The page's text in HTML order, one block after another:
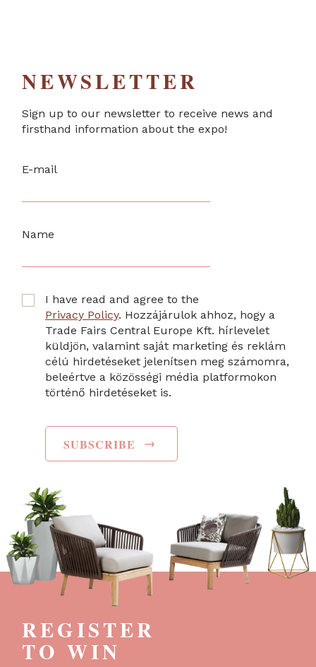
NEWSLETTER
Sign up to our newsletter to receive news and
firsthand information about the expo!
E-mail
Name
I have read and agree to the
Privacy Policy. Hozzájárulok ahhoz, hogy a
Trade Fairs Central Europe Kft. hírlevelet
küldjön, valamint saját marketing és reklám
célú hirdetéseket jelenítsen meg számomra,
beleértve a közösségi média platformokon
történő hirdetéseket is.
SUBSCRIBE →
REGISTER
TO WIN